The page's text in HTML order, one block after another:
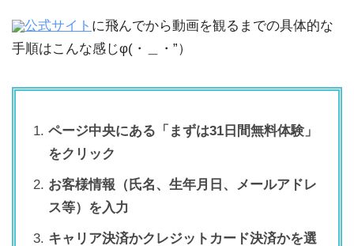
公式サイト に飛んでから動画を観るまでの具体的な
手順はこんな感じφ(・＿・”）
ページ中央にある「まずは31日間無料体験」
をクリック
お客様情報（氏名、生年月日、メールアドレ
ス等）を入力
キャリア決済かクレジットカード決済かを選